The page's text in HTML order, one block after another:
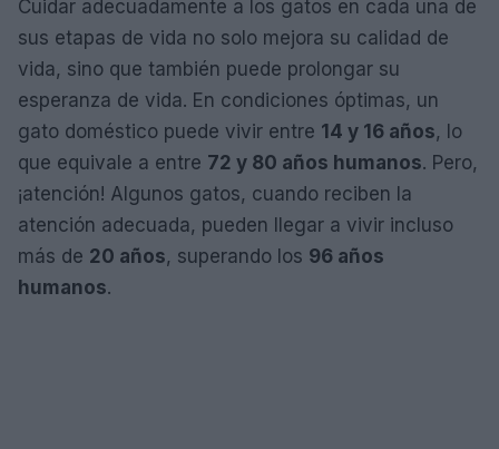
Cuidar adecuadamente a los gatos en cada una de
sus etapas de vida no solo mejora su calidad de
vida, sino que también puede prolongar su
esperanza de vida. En condiciones óptimas, un
gato doméstico puede vivir entre 14 y 16 años, lo
que equivale a entre 72 y 80 años humanos. Pero,
¡atención! Algunos gatos, cuando reciben la
atención adecuada, pueden llegar a vivir incluso
más de 20 años, superando los 96 años
humanos.